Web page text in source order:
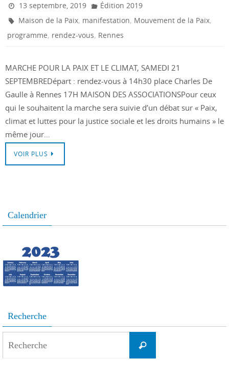
13 septembre, 2019
Édition 2019
Maison de la Paix, manifestation, Mouvement de la Paix,
programme, rendez-vous, Rennes
MARCHE POUR LA PAIX ET LE CLIMAT, SAMEDI 21
SEPTEMBREDépart : rendez-vous à 14h30 place Charles De
Gaulle à Rennes 17H MAISON DES ASSOCIATIONSPour ceux
qui le souhaitent la marche sera suivie d’un débat sur « Paix,
climat et luttes pour la justice sociale et les droits humains » le
même jour…
VOIR PLUS
Calendrier
Recherche
Recherche